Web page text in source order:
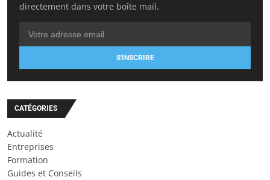
directement dans votre boîte mail.
S'INSCRIRE
CATÉGORIES
Actualité
Entreprises
Formation
Guides et Conseils